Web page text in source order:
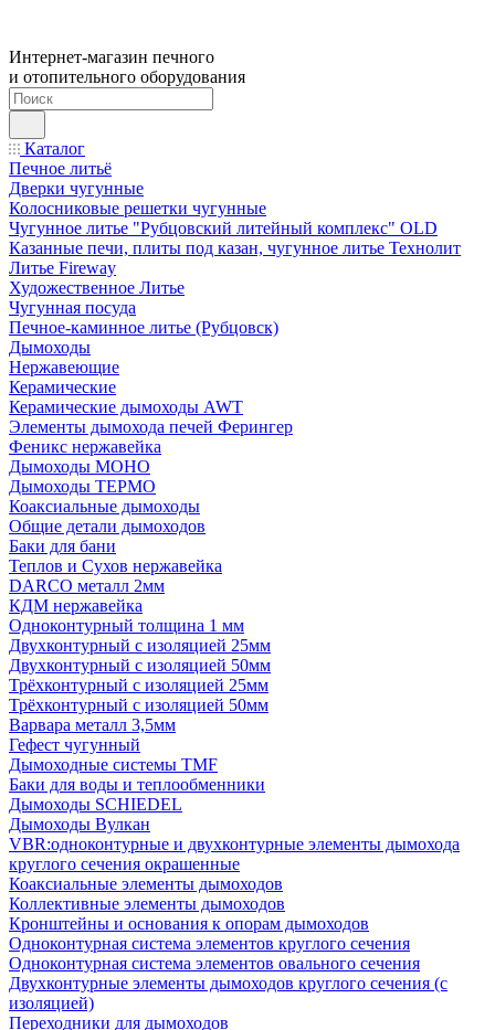
Интернет-магазин печного
и отопительного оборудования
Каталог
Печное литьё
Дверки чугунные
Колосниковые решетки чугунные
Чугунное литье "Рубцовский литейный комплекс" OLD
Казанные печи, плиты под казан, чугунное литье Технолит
Литье Fireway
Художественное Литье
Чугунная посуда
Печное-каминное литье (Рубцовск)
Дымоходы
Нержавеющие
Керамические
Керамические дымоходы AWT
Элементы дымохода печей Ферингер
Феникс нержавейка
Дымоходы МОНО
Дымоходы ТЕРМО
Коаксиальные дымоходы
Общие детали дымоходов
Баки для бани
Теплов и Сухов нержавейка
DARCO металл 2мм
КДМ нержавейка
Одноконтурный толщина 1 мм
Двухконтурный с изоляцией 25мм
Двухконтурный с изоляцией 50мм
Трёхконтурный с изоляцией 25мм
Трёхконтурный с изоляцией 50мм
Варвара металл 3,5мм
Гефест чугунный
Дымоходные системы TMF
Баки для воды и теплообменники
Дымоходы SCHIEDEL
Дымоходы Вулкан
VBR:одноконтурные и двухконтурные элементы дымохода
круглого сечения окрашенные
Коаксиальные элементы дымоходов
Коллективные элементы дымоходов
Кронштейны и основания к опорам дымоходов
Одноконтурная система элементов круглого сечения
Одноконтурная система элементов овального сечения
Двухконтурные элементы дымоходов круглого сечения (с
изоляцией)
Переходники для дымоходов